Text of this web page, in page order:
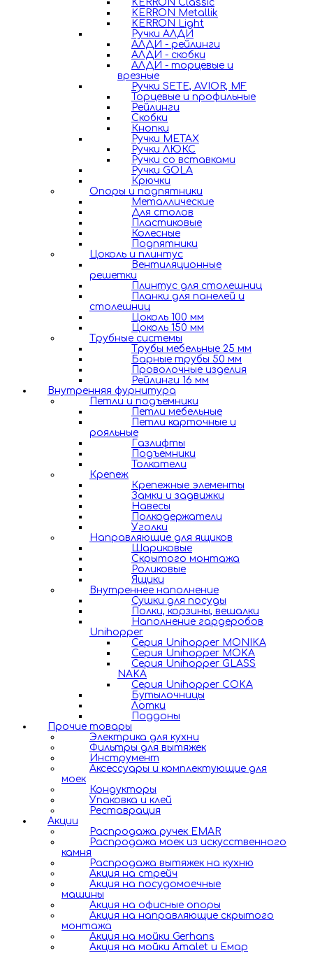
KERRON Classic
KERRON Metallik
KERRON Light
Ручки АЛДИ
АЛДИ - рейлинги
АЛДИ - скобки
АЛДИ - торцевые и
врезные
Ручки SETE, AVIOR, MF
Торцевые и профильные
Рейлинги
Скобки
Кнопки
Ручки METAX
Ручки ЛЮКС
Ручки со вставками
Ручки GOLA
Крючки
Опоры и подпятники
Металлические
Для столов
Пластиковые
Колесные
Подпятники
Цоколь и плинтус
Вентиляционные
решетки
Плинтус для столешниц
Планки для панелей и
столешниц
Цоколь 100 мм
Цоколь 150 мм
Трубные системы
Трубы мебельные 25 мм
Барные трубы 50 мм
Проволочные изделия
Рейлинги 16 мм
Внутренняя фурнитура
Петли и подъемники
Петли мебельные
Петли карточные и
рояльные
Газлифты
Подъемники
Толкатели
Крепеж
Крепежные элементы
Замки и задвижки
Навесы
Полкодержатели
Уголки
Направляющие для ящиков
Шариковые
Скрытого монтажа
Роликовые
Ящики
Внутреннее наполнение
Сушки для посуды
Полки, корзины, вешалки
Наполнение гардеробов
Unihopper
Серия Unihopper MONIKA
Серия Unihopper MOKA
Серия Unihopper GLASS
NAKA
Серия Unihopper COKA
Бутылочницы
Лотки
Поддоны
Прочие товары
Электрика для кухни
Фильтры для вытяжек
Инструмент
Аксессуары и комплектующие для
моек
Кондукторы
Упаковка и клей
Реставрация
Акции
Распродажа ручек EMAR
Распродажа моек из искусственного
камня
Распродажа вытяжек на кухню
Акция на стрейч
Акция на посудомоечные
машины
Акция на офисные опоры
Акция на направляющие скрытого
монтажа
Акция на мойки Gerhans
Акция на мойки Amalet и Емар